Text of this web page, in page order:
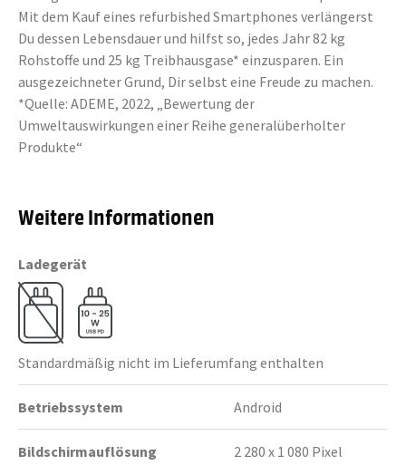
Mit dem Kauf eines refurbished Smartphones verlängerst
Du dessen Lebensdauer und hilfst so, jedes Jahr 82 kg
Rohstoffe und 25 kg Treibhausgase* einzusparen. Ein
ausgezeichneter Grund, Dir selbst eine Freude zu machen.
*Quelle: ADEME, 2022, „Bewertung der
Umweltauswirkungen einer Reihe generalüberholter
Produkte“
Weitere Informationen
Ladegerät
Standardmäßig nicht im Lieferumfang enthalten
Betriebssystem Android
Bildschirmauflösung 2 280 x 1 080 Pixel